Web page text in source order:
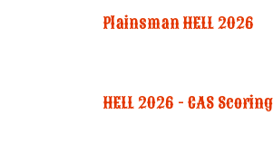
Plainsman HELL 2026
HELL 2026 - CAS